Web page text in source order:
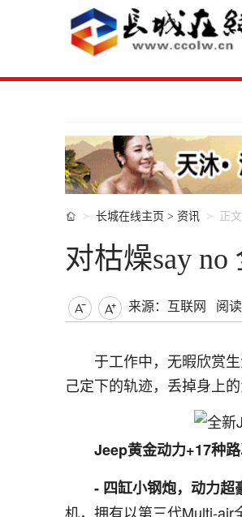
 长城在线主页 > 资讯 正文
对枯燥say
  来源：互联网 阅
于工作中，无暇欣赏
己定下的轨迹，丢掉身上
Jeep黄金动力+17种
- 四缸小钢炮，动力超
机，拥有以第三代Multi-air